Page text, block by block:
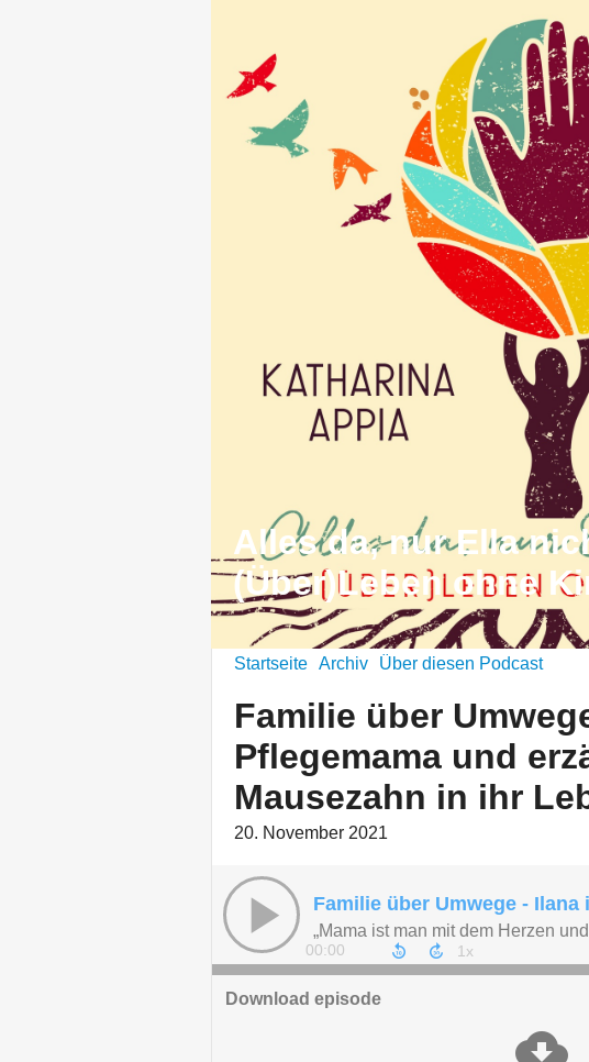
Alles da, nur Ella
(Über)Leben ohne
Startseite Archiv Über diesen Podcast
Familie über
Pflegemama und
Mausezahn in ihr
20. November 2021
00:00
Download episode